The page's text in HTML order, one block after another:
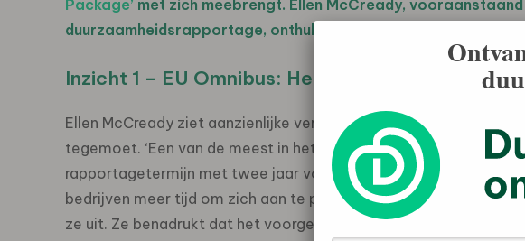
Package’ met zich meebrengt. Ellen McCready,
duurzaamheidsrapportage, onthult haar drie cruciale inzichten
Inzicht 1 – EU Omnibus: Het veranderende
Ellen McCready ziet aanzienlijke veranderingen in de Corporate
tegemoet. ‘Een van de meest in het oog springende
rapportagetermijn met twee jaar voor grote bedrijven in de
bedrijven meer tijd om zich aan te passen, maar brengt ook een
ze uit. Ze benadrukt dat het voorgestelde kader zich uitsluitend